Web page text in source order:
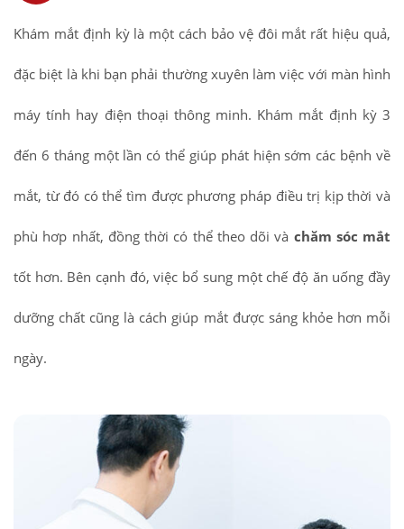
Khám mắt định kỳ là một cách bảo vệ đôi mắt rất hiệu quả,
đặc biệt là khi bạn phải thường xuyên làm việc với màn hình
máy tính hay điện thoại thông minh. Khám mắt định kỳ 3
đến 6 tháng một lần có thể giúp phát hiện sớm các bệnh về
mắt, từ đó có thể tìm được phương pháp điều trị kịp thời và
phù hơp nhất, đồng thời có thể theo dõi và chăm sóc mắt
tốt hơn. Bên cạnh đó, việc bổ sung một chế độ ăn uống đầy
dưỡng chất cũng là cách giúp mắt được sáng khỏe hơn mỗi
ngày.